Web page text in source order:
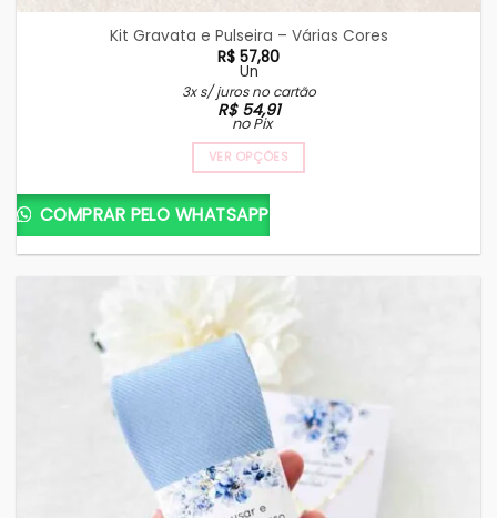
Kit Gravata e Pulseira – Várias Cores
R$ 57,80
Un
3x s/ juros no cartão
R$54,91
no Pix
VER OPÇÕES
COMPRAR PELO WHATSAPP